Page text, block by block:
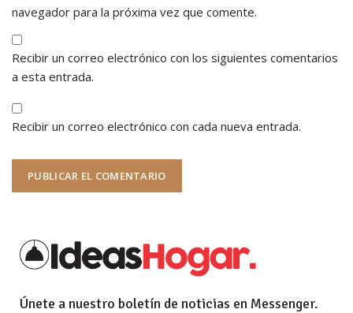
navegador para la próxima vez que comente.
Recibir un correo electrónico con los siguientes comentarios
a esta entrada.
Recibir un correo electrónico con cada nueva entrada.
Únete a nuestro boletín de noticias en Messenger.